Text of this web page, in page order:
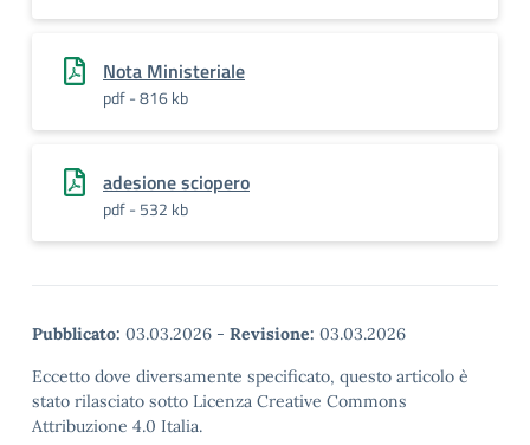
Nota Ministeriale
pdf - 816 kb
adesione sciopero
pdf - 532 kb
Pubblicato: 03.03.2026 - Revisione: 03.03.2026
Eccetto dove diversamente specificato, questo articolo è
stato rilasciato sotto Licenza Creative Commons
Attribuzione 4.0 Italia.